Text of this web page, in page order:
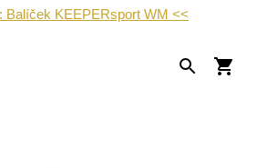
Balíček KEEPERsport WM <<